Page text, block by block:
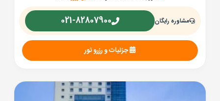
مشاوره رایگان 021-82807900
جزئیات و رزرو تور